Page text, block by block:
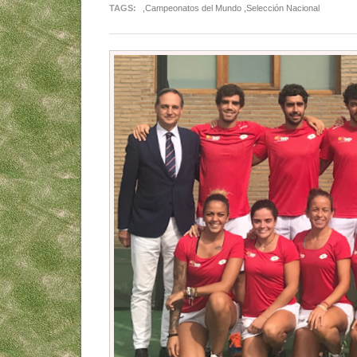
TAGS: ,Campeonatos del Mundo ,Selección Nacional